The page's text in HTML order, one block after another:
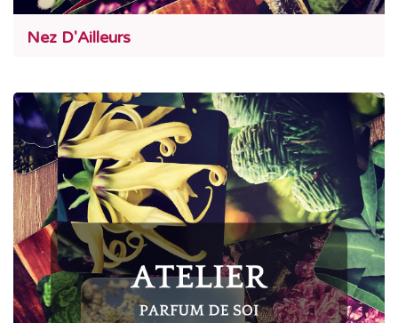
Nez D'Ailleurs